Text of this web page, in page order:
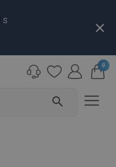
S close
search
0